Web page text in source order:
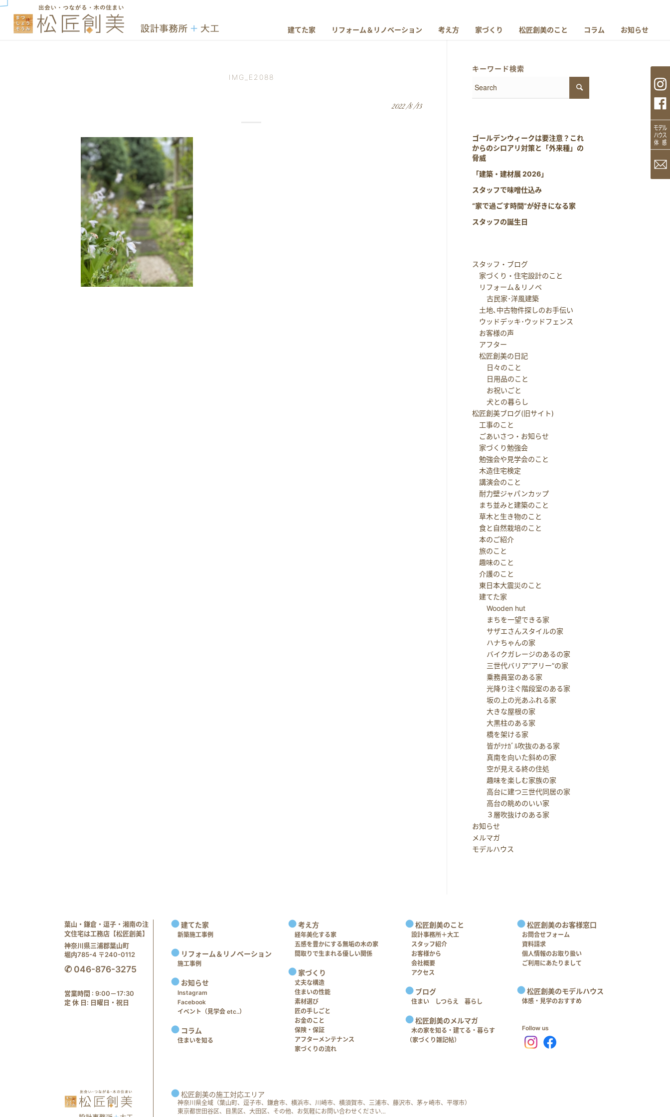
建てた家 リフォーム＆リノベーション 考え方 家づくり 松匠創美のこと コラム お知らせ
IMG_E2088
2022/8/13
キーワード検索
ゴールデンウィークは要注意？これ
からのシロアリ対策と「外来種」の
脅威
「建築・建材展 2026」
スタッフで味噌仕込み
“家で過ごす時間”が好きになる家
スタッフの誕生日
スタッフ・ブログ
家づくり・住宅設計のこと
リフォーム＆リノベ
古民家･洋風建築
土地､中古物件探しのお手伝い
ウッドデッキ･ウッドフェンス
お客様の声
アフター
松匠創美の日記
日々のこと
日用品のこと
お祝いごと
犬との暮らし
松匠創美ブログ(旧サイト)
工事のこと
ごあいさつ・お知らせ
家づくり勉強会
勉強会や見学会のこと
木造住宅検定
講演会のこと
耐力壁ジャパンカップ
まち並みと建築のこと
草木と生き物のこと
食と自然栽培のこと
本のご紹介
旅のこと
趣味のこと
介護のこと
東日本大震災のこと
建てた家
Wooden hut
まちを一望できる家
サザエさんスタイルの家
ハナちゃんの家
バイクガレージのあるの家
三世代バリア”アリー”の家
乗務員室のある家
光降り注ぐ階段室のある家
坂の上の光あふれる家
大きな屋根の家
大黒柱のある家
橋を架ける家
皆がﾂﾅｶﾞﾙ吹抜のある家
真南を向いた斜めの家
空が見える終の住処
趣味を楽しむ家族の家
高台に建つ三世代同居の家
高台の眺めのいい家
３層吹抜けのある家
お知らせ
メルマガ
モデルハウス
葉山・鎌倉・逗子・湘南の注
文住宅は工務店【松匠創美】
神奈川県三浦郡葉山町
堀内785-4 〒240-0112
✆ 046-876-3275
営業時間 : 9:00－17:30
定 休 日: 日曜日・祝日
建てた家
新築施工事例
リフォーム＆リノベーション
施工事例
お知らせ
Instagram
Facebook
イベント（見学会 etc..）
コラム
住まいを知る
考え方
経年美化する家
五感を豊かにする無垢の木の家
間取りで生まれる優しい関係
家づくり
丈夫な構造
住まいの性能
素材選び
匠の手しごと
お金のこと
保険・保証
アフターメンテナンス
家づくりの流れ
松匠創美のこと
設計事務所＋大工
スタッフ紹介
お客様から
会社概要
アクセス
ブログ
住まい しつらえ 暮らし
松匠創美のメルマガ
木の家を知る・建てる・暮らす
（家づくり雑記帖）
松匠創美のお客様窓口
お問合せフォーム
資料請求
個人情報のお取り扱い
ご利用にあたりまして
松匠創美のモデルハウス
体感・見学のおすすめ
Follow us
松匠創美の施工対応エリア
神奈川県全域（葉山町、逗子市、鎌倉市、横浜市、川崎市、横須賀市、三浦市、藤沢市、茅ヶ崎市、平塚市）
東京都世田谷区、目黒区、大田区、その他、お気軽にお問い合わせください…